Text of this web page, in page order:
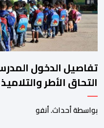
التحاق الأطر
بواسطة أحداث. أنفو